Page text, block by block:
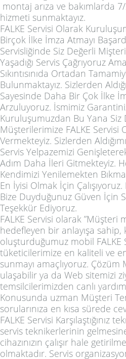
montaj arıza ve bakımlarda
hizmeti sunmaktayız.
FALKE Servisi Olarak
Birçok İlke İmza Atmayı
Servisliğinde Siz Değerli
Yaşadığı Servis Çağrıyoruz
Sıkıntısınıda Ortadan
Bulunmaktayız. Sizlerden
Sayesinde Daha Bir Çok İlke
Arzuluyoruz. İsmimiz
Kuruluşumuzdan Bu Yana Siz
Müşterilerimize FALKE Servisi
Vermekteyiz. Sizlerden
Servis Yelpazemizi
Adım Daha İleri Gitmekteyiz.
Kendimizi Yenilemekten
En İyisi Olmak İçin
Bize Duyduğunuz Güven İçin
Teşekkür Ediyoruz.
FALKE Servisi olarak ”Müşteri
hedefleyen bir anlayışa
oluşturduğumuz mobil FALKE
tüketicilerimize en kaliteli ve
sunmayı amaçlıyoruz. Çözüm
ulaşabilir ya da Web sitemizi
temsilcilerimizden canlı
Konusunda uzman Müşteri
sorularınıza en kısa sürede
FALKE Servisi Karşılaştığınız
servis teknikerlerinin
cihazınızın çalışır hale
olmaktadır. Servis